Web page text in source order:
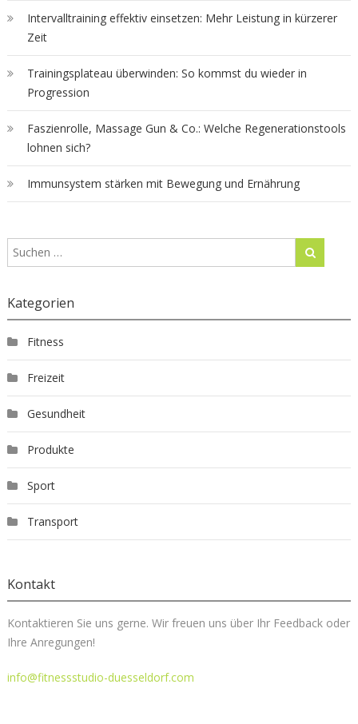
Intervalltraining effektiv einsetzen: Mehr Leistung in kürzerer
Zeit
Trainingsplateau überwinden: So kommst du wieder in
Progression
Faszienrolle, Massage Gun & Co.: Welche Regenerationstools
lohnen sich?
Immunsystem stärken mit Bewegung und Ernährung
Kategorien
Fitness
Freizeit
Gesundheit
Produkte
Sport
Transport
Kontakt
Kontaktieren Sie uns gerne. Wir freuen uns über Ihr Feedback oder
Ihre Anregungen!
info@fitnessstudio-duesseldorf.com